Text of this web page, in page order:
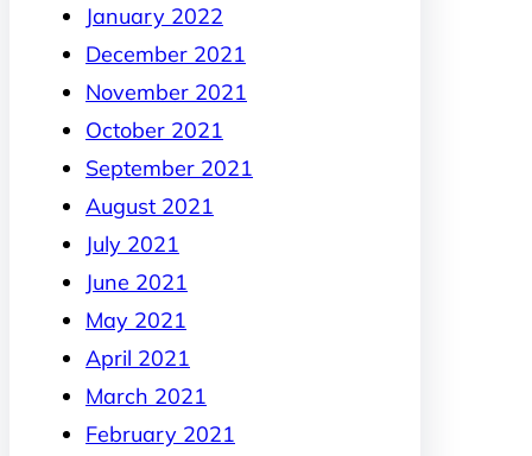
January 2022
December 2021
November 2021
October 2021
September 2021
August 2021
July 2021
June 2021
May 2021
April 2021
March 2021
February 2021